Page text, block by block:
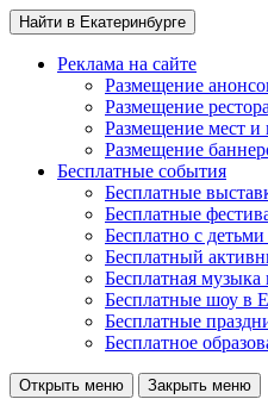
Найти в Екатеринбурге
Реклама на сайте
Размещение
Размещение
Размещение мест и
Размещение
Бесплатные события
Бесплатные
Бесплатные
Бесплатно с
Бесплатный
Бесплатная музыка
Бесплатные шоу в
Бесплатные
Бесплатное
Открыть меню Закрыть меню